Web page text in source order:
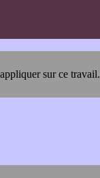
sur ce travail.